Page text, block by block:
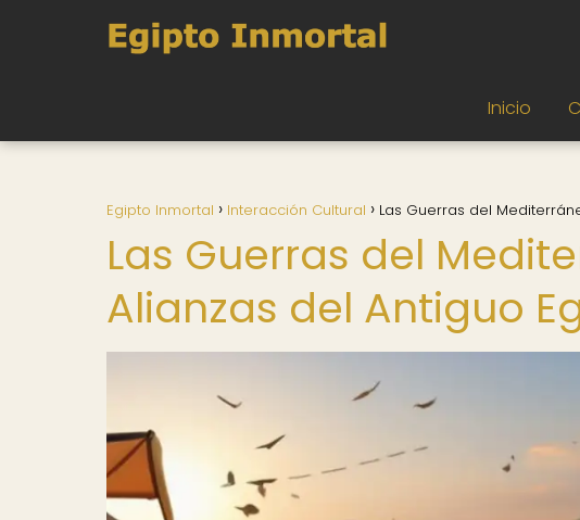
Inicio
Egipto Inmortal Interacción Cultural Las Guerras del
Las Guerras del
Alianzas del Antiguo